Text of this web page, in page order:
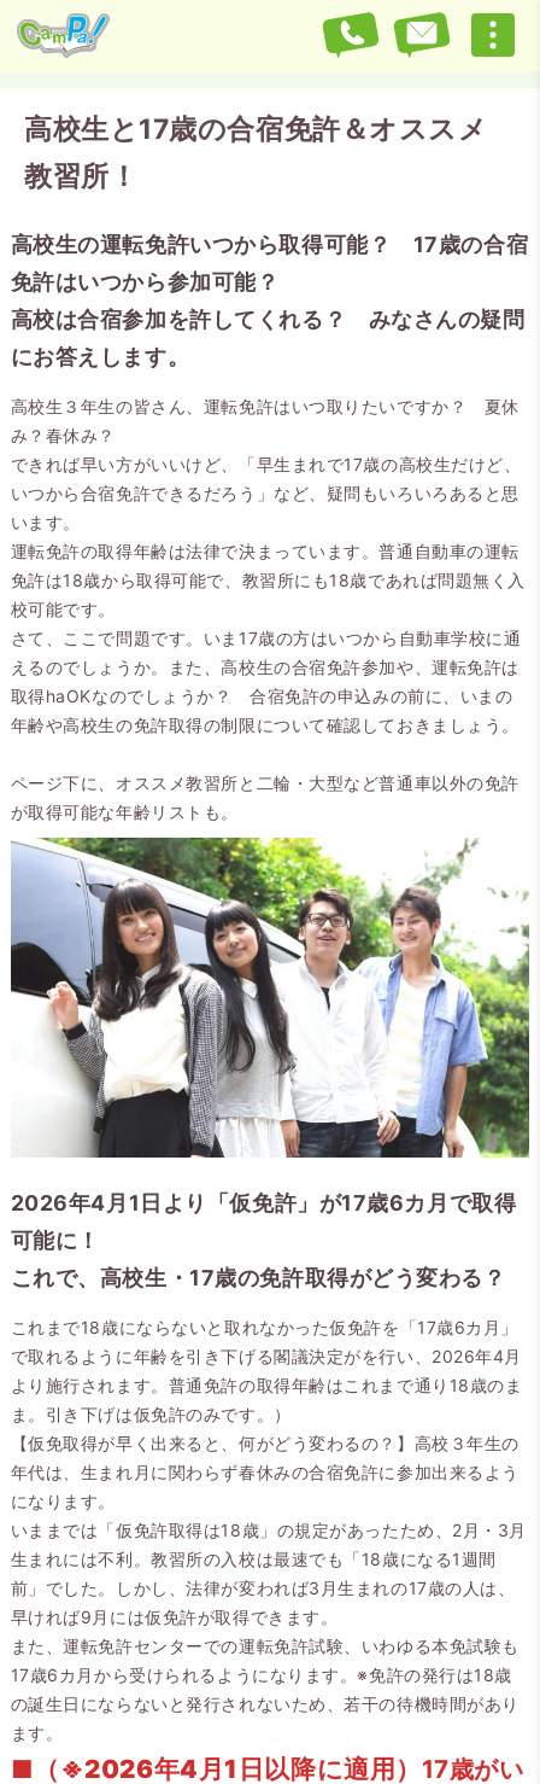
高校生と17歳の合宿免許＆オススメ
教習所！
高校生の運転免許いつから取得可能？ 17歳の合宿
免許はいつから参加可能？
高校は合宿参加を許してくれる？ みなさんの疑問
にお答えします。
高校生３年生の皆さん、運転免許はいつ取りたいですか？ 夏休
み？春休み？
できれば早い方がいいけど、「早生まれで17歳の高校生だけど、
いつから合宿免許できるだろう」など、疑問もいろいろあると思
います。
運転免許の取得年齢は法律で決まっています。普通自動車の運転
免許は18歳から取得可能で、教習所にも18歳であれば問題無く入
校可能です。
さて、ここで問題です。いま17歳の方はいつから自動車学校に通
えるのでしょうか。また、高校生の合宿免許参加や、運転免許は
取得haOKなのでしょうか？ 合宿免許の申込みの前に、いまの
年齢や高校生の免許取得の制限について確認しておきましょう。
ページ下に、オススメ教習所と二輪・大型など普通車以外の免許
が取得可能な年齢リストも。
2026年4月1日より「仮免許」が17歳6カ月で取得
可能に！
これで、高校生・17歳の免許取得がどう変わる？
これまで18歳にならないと取れなかった仮免許を「17歳6カ月」
で取れるように年齢を引き下げる閣議決定がを行い、2026年4月
より施行されます。普通免許の取得年齢はこれまで通り18歳のま
ま。引き下げは仮免許のみです。）
【仮免取得が早く出来ると、何がどう変わるの？】高校３年生の
年代は、生まれ月に関わらず春休みの合宿免許に参加出来るよう
になります。
いままでは「仮免許取得は18歳」の規定があったため、2月・3月
生まれには不利。教習所の入校は最速でも「18歳になる1週間
前」でした。しかし、法律が変われば3月生まれの17歳の人は、
早ければ9月には仮免許が取得できます。
また、運転免許センターでの運転免許試験、いわゆる本免試験も
17歳6カ月から受けられるようになります。※免許の発行は18歳
の誕生日にならないと発行されないため、若干の待機時間があり
ます。
■ （※2026年4月1日以降に適用） 17歳がい